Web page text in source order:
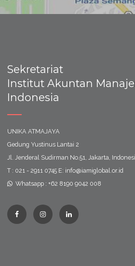
Sekretariat
Institut Akuntan
Indonesia
UNIKA ATMAJAYA
Gedung Yustinus Lantai 2
Jl. Jenderal Sudirman No.51, Jakarta,
T : 021 - 2911 0745 E: info@iamiglobal.or.id
Whatsapp : +62 8190 9042 008